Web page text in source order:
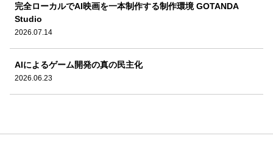
完全ローカルでAI映画を一本制作する制作環境 GOTANDA
Studio
2026.07.14
AIによるゲーム開発の真の民主化
2026.06.23